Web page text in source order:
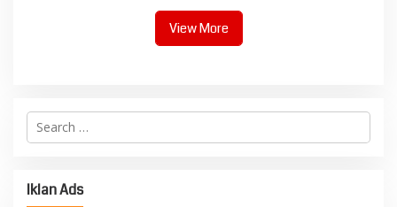
View More
Search
for:
Iklan Ads